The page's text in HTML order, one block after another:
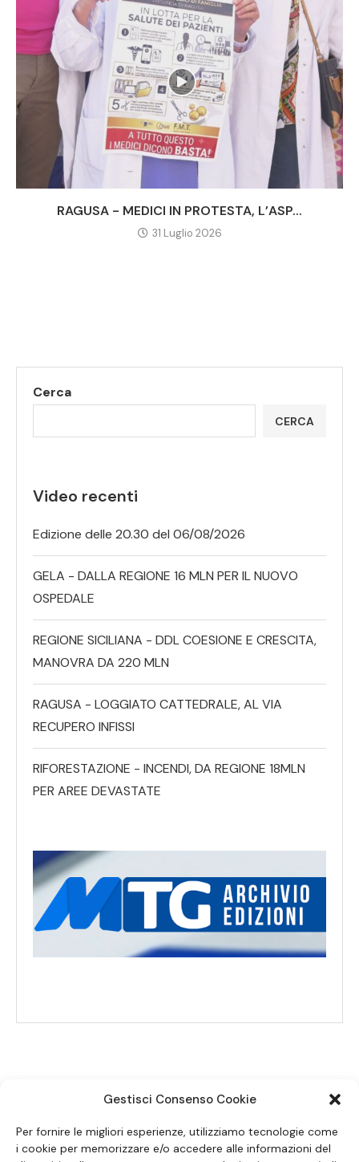
Gestisci Consenso Cookie
Per fornire le migliori esperienze, utilizziamo tecnologie come
i cookie per memorizzare e/o accedere alle informazioni del
RAGUSA - MEDICI IN PROTESTA, L’ASP...
31 Luglio 2026
Cerca
CERCA
Video recenti
Edizione delle 20.30 del 06/08/2026
GELA - DALLA REGIONE 16 MLN PER IL NUOVO
OSPEDALE
REGIONE SICILIANA - DDL COESIONE E CRESCITA,
MANOVRA DA 220 MLN
RAGUSA - LOGGIATO CATTEDRALE, AL VIA
RECUPERO INFISSI
RIFORESTAZIONE - INCENDI, DA REGIONE 18MLN
PER AREE DEVASTATE
SEGUICI SUI SOCIAL